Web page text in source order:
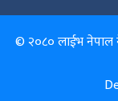
© २०८० लाईभ नेपाल